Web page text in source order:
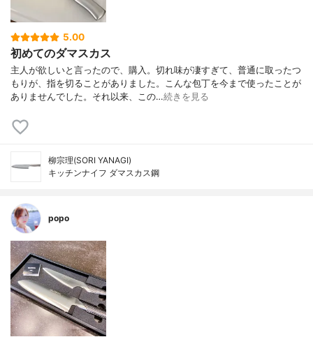
5.00
初めてのダマスカス
主人が欲しいと言ったので、購入。切れ味が凄すぎて、普通に取ったつ
もりが、指を切ることがありました。こんな包丁を今まで使ったことが
ありませんでした。それ以来、この…続きを見る
柳宗理(SORI YANAGI)
キッチンナイフ ダマスカス鋼
popo